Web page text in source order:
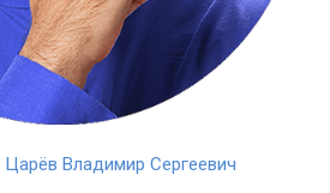
Царёв Владимир Сергеевич